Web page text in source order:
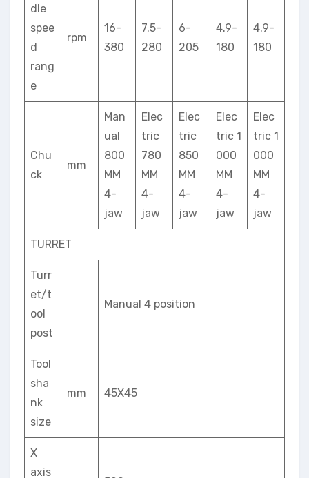
dle
spee
d
rang
e
rpm
16-
380
7.5-
280
6-
205
4.9-
180
4.9-
180
Chu
ck
mm
Man
ual
800
MM
4-
jaw
Elec
tric
780
MM
4-
jaw
Elec
tric
850
MM
4-
jaw
Elec
tric 1
000
MM
4-
jaw
Elec
tric 1
000
MM
4-
jaw
TURRET
Turr
et/t
ool
post
Manual 4 position
Tool
sha
nk
size
mm 45X45
X
axis